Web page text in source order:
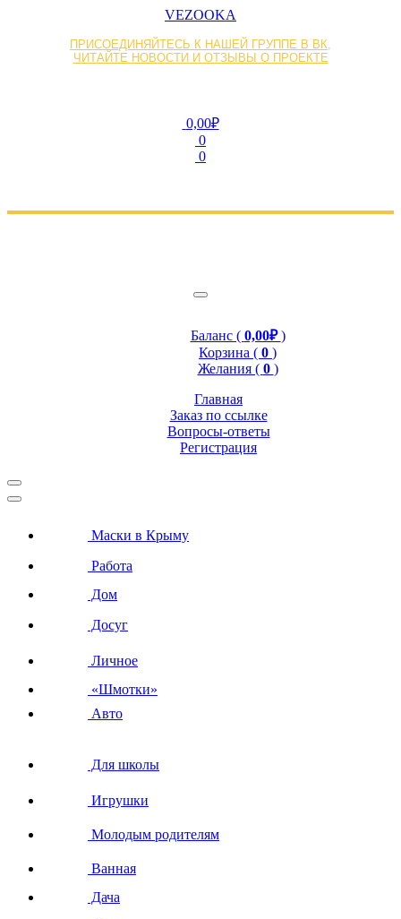
VEZOOKA
ПРИСОЕДИНЯЙТЕСЬ К НАШЕЙ ГРУППЕ В ВК,
ЧИТАЙТЕ НОВОСТИ И ОТЗЫВЫ О ПРОЕКТЕ
0,00₽
0
0
Баланс ( 0,00₽)
Корзина ( 0 )
Желания ( 0 )
Главная
Заказ по ссылке
Вопросы-ответы
Регистрация
Маски в Крыму
Работа
Дом
Досуг
Личное
«Шмотки»
Авто
Для школы
Игрушки
Молодым родителям
Ванная
Дача